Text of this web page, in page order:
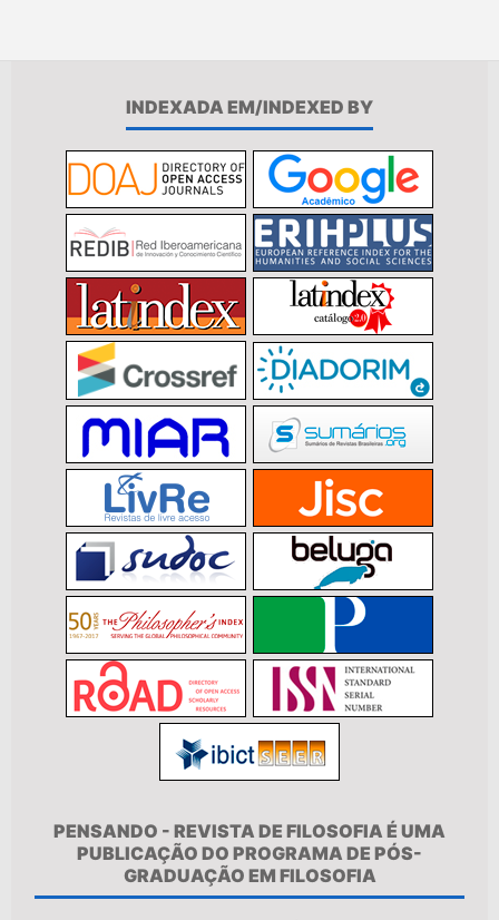
INDEXADA EM/INDEXED BY
PENSANDO - REVISTA DE FILOSOFIA É UMA
PUBLICAÇÃO DO PROGRAMA DE PÓS-
GRADUAÇÃO EM FILOSOFIA